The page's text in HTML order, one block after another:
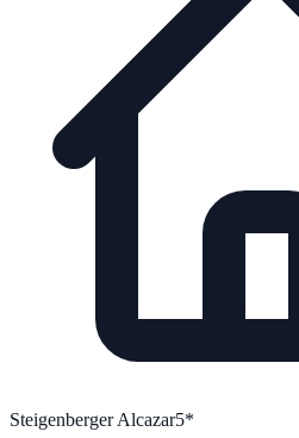
Steigenberger Alcazar5*